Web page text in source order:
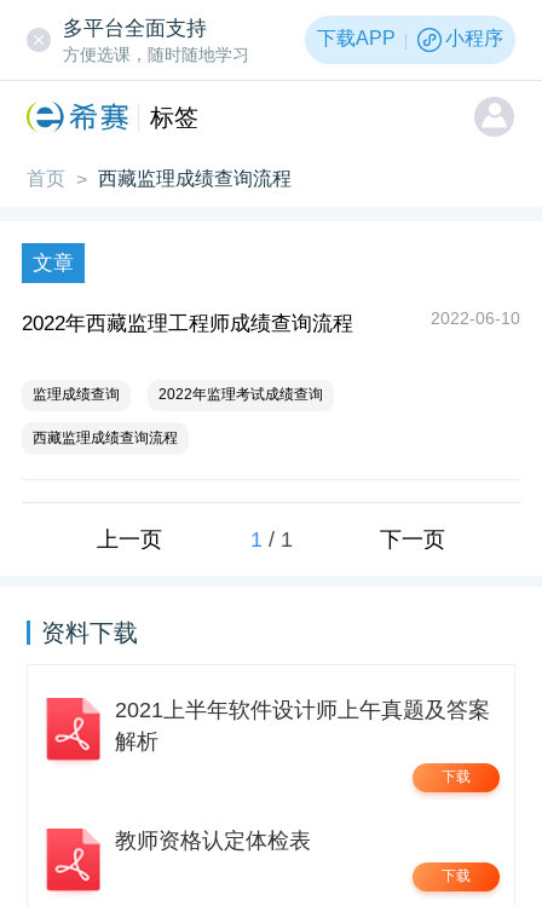
多平台全面支持
方便选课，随时随地学习
下载APP 小程序
标签
首页 > 西藏监理成绩查询流程
文章
2022年西藏监理工程师成绩查询流程 2022-06-10
监理成绩查询 2022年监理考试成绩查询
西藏监理成绩查询流程
上一页 1 / 1 下一页
资料下载
2021上半年软件设计师上午真题及答案
解析
下载
教师资格认定体检表
下载